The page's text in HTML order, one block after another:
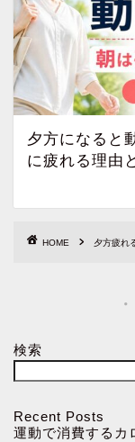
夕方になると
に疲れる理由
HOME 夕方疲れ
検索
Recent Posts
運動で消費するカ